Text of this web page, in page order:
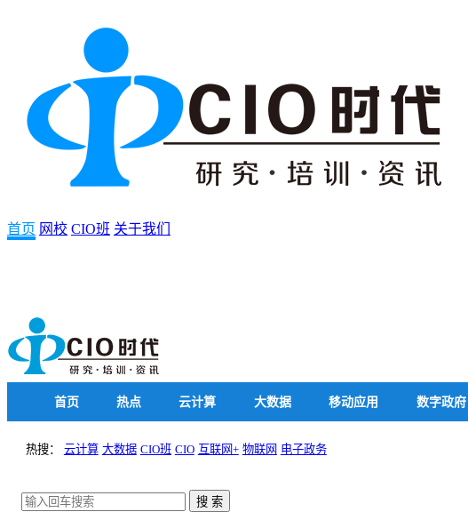
首页 网校 CIO班 关于我们
首页 热点 云计算 大数据 移动应用 数字政府
热搜： 云计算 大数据 CIO班 CIO 互联网+ 物联网 电子政务